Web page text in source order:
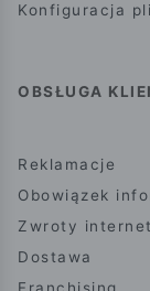
Konfiguracja
OBSŁUGA
Reklamacje
Obowiązek
Zwroty
Dostawa